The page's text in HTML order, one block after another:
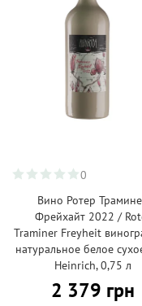
0
Вино Ротер
Фрейхайт 2022 /
Traminer Freyheit
натуральное белое
Heinrich, 0,75 л
2 379 грн